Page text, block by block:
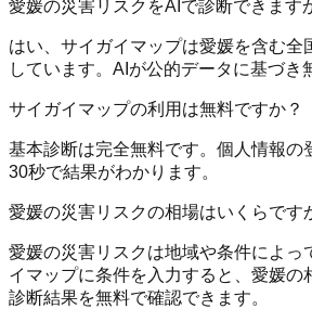
愛媛の災害リスクをAIで診断できます
はい、サイガイマップは愛媛を含む全
しています。AIが公的データに基づき
サイガイマップの利用は無料ですか？
基本診断は完全無料です。個人情報の
30秒で結果がわかります。
愛媛の災害リスクの相場はいくらです
愛媛の災害リスクは地域や条件によっ
イマップに条件を入力すると、愛媛の
診断結果を無料で確認できます。